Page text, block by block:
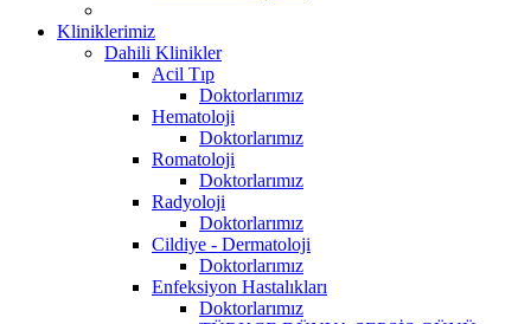
Kliniklerimiz
Dahili Klinikler
Acil Tıp
Doktorlarımız
Hematoloji
Doktorlarımız
Romatoloji
Doktorlarımız
Radyoloji
Doktorlarımız
Cildiye - Dermatoloji
Doktorlarımız
Enfeksiyon Hastalıkları
Doktorlarımız